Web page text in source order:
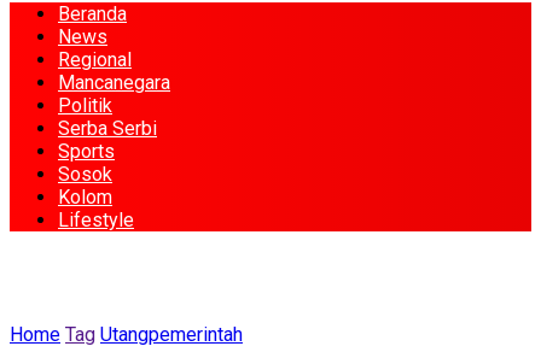
Beranda
News
Regional
Mancanegara
Politik
Serba Serbi
Sports
Sosok
Kolom
Lifestyle
Home Tag Utangpemerintah